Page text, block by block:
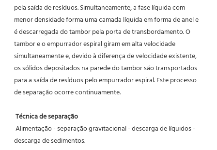
pela saída de resíduos. Simultaneamente, a fase líquida com
menor densidade forma uma camada líquida em forma de anel e
é descarregada do tambor pela porta de transbordamento. O
tambor e o empurrador espiral giram em alta velocidade
simultaneamente e, devido à diferença de velocidade existente,
os sólidos depositados na parede do tambor são transportados
para a saída de resíduos pelo empurrador espiral. Este processo
de separação ocorre continuamente.
Técnica de separação
descarga de sedimentos.